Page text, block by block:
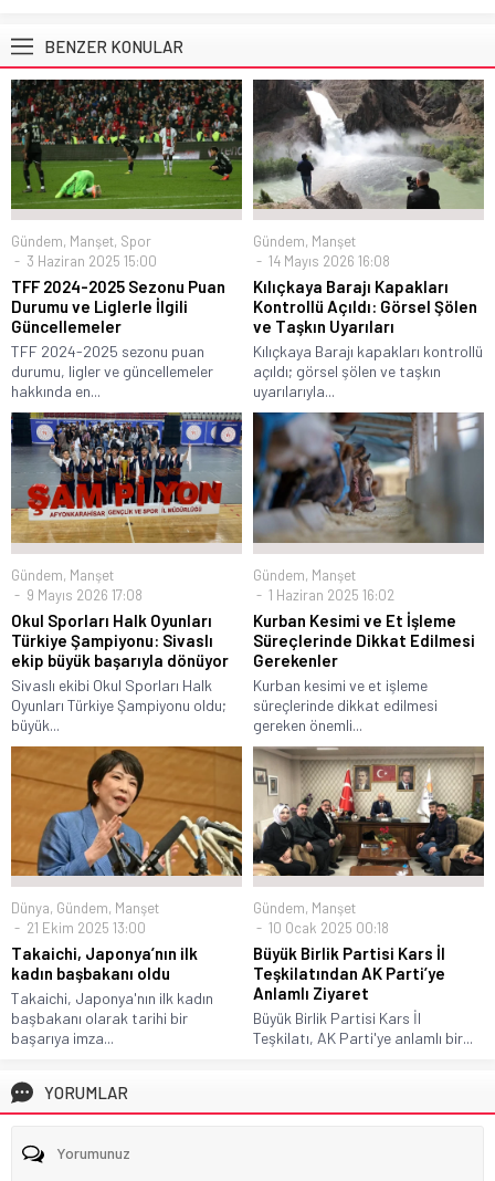
BENZER KONULAR
Gündem, Manşet, Spor
3 Haziran 2025 15:00
TFF 2024-2025 Sezonu Puan
Durumu ve Liglerle İlgili
Güncellemeler
TFF 2024-2025 sezonu puan
durumu, ligler ve güncellemeler
hakkında en...
Gündem, Manşet
14 Mayıs 2026 16:08
Kılıçkaya Barajı Kapakları
Kontrollü Açıldı: Görsel Şölen
ve Taşkın Uyarıları
Kılıçkaya Barajı kapakları kontrollü
açıldı; görsel şölen ve taşkın
uyarılarıyla...
Gündem, Manşet
9 Mayıs 2026 17:08
Okul Sporları Halk Oyunları
Türkiye Şampiyonu: Sivaslı
ekip büyük başarıyla dönüyor
Sivaslı ekibi Okul Sporları Halk
Oyunları Türkiye Şampiyonu oldu;
büyük...
Gündem, Manşet
1 Haziran 2025 16:02
Kurban Kesimi ve Et İşleme
Süreçlerinde Dikkat Edilmesi
Gerekenler
Kurban kesimi ve et işleme
süreçlerinde dikkat edilmesi
gereken önemli...
Dünya, Gündem, Manşet
21 Ekim 2025 13:00
Takaichi, Japonya’nın ilk
kadın başbakanı oldu
Takaichi, Japonya'nın ilk kadın
başbakanı olarak tarihi bir
başarıya imza...
Gündem, Manşet
10 Ocak 2025 00:18
Büyük Birlik Partisi Kars İl
Teşkilatından AK Parti’ye
Anlamlı Ziyaret
Büyük Birlik Partisi Kars İl
Teşkilatı, AK Parti'ye anlamlı bir...
YORUMLAR